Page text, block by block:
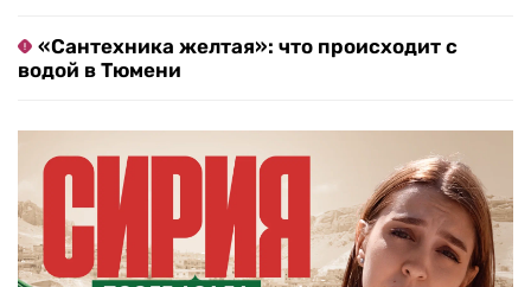
«Сантехника желтая»: что происходит с
водой в Тюмени